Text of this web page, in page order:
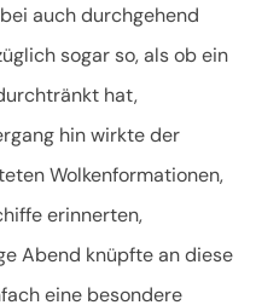
auch durchgehend
sogar so, als ob ein
hat,
hin wirkte der
Wolkenformationen,
erinnerten,
Abend knüpfte an diese
eine besondere